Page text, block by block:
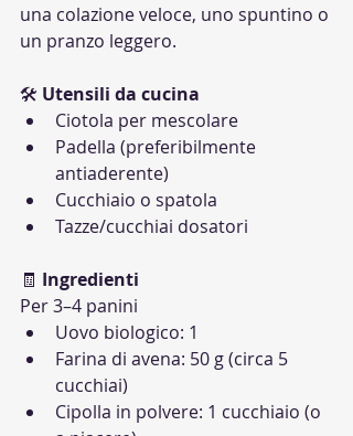
una colazione veloce, uno spuntino o
un pranzo leggero.
🛠 Utensili da cucina
Ciotola per mescolare
Padella (preferibilmente
antiaderente)
Cucchiaio o spatola
Tazze/cucchiai dosatori
🧾 Ingredienti
Per 3–4 panini
Uovo biologico: 1
Farina di avena: 50 g (circa 5
cucchiai)
Cipolla in polvere: 1 cucchiaio (o